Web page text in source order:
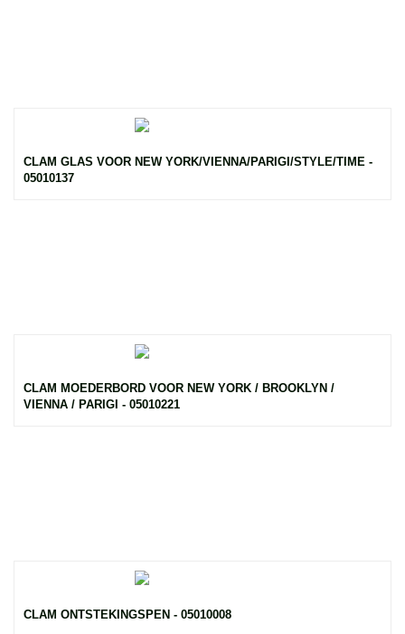
CLAM GLAS VOOR NEW YORK/VIENNA/PARIGI/STYLE/TIME -
05010137
CLAM MOEDERBORD VOOR NEW YORK / BROOKLYN /
VIENNA / PARIGI - 05010221
CLAM ONTSTEKINGSPEN - 05010008